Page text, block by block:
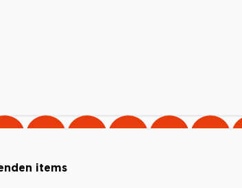
items